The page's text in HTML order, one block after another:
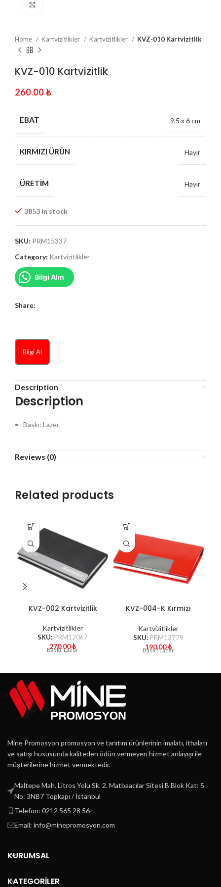
Home Kartvizitlikler Kartvizitlikler KVZ-010 Kartvizitlik
KVZ-010 Kartvizitlik
260.00₺
EBAT 9,5 x 6 cm
KIRMIZI ÜRÜN Hayır
ÜRETIM Hayır
3853 in stock
SKU: PRM15337
Category: Kartvizitlikler
Bilgi Alın
Share:
Bilgi Al
Description
Description
Baskı: Lazer
Reviews (0)
Related products
KVZ-002 Kartvizitlik
Kartvizitlikler
SKU: PRM12067
270.00₺
Baskı: Lazer
KVZ-004-K Kırmızı
Kartvizitlikler
SKU: PRM13779
190.00₺
Baskı: Lazer
Mine Promosyon promosyon ve tanıtım ürünlerinin imalatı, ithalatı
ve satışı hususunda kaliteden ödün vermeyen hizmet anlayışı ile
müşterilerine hizmet vermektedir.
Maltepe Mah. Litros Yolu Sk. 2. Matbaacılar Sitesi B Blok Kat: 5
No: 3NB7 Topkapı / İstanbul
Telefon: 0212 565 28 56
Email: info@minepromosyon.com
KURUMSAL
KATEGORİLER